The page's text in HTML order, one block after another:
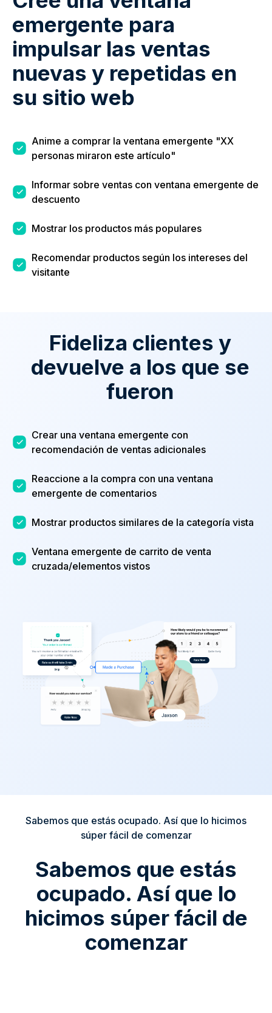
emergente para
impulsar las ventas
nuevas y repetidas en
su sitio web
Anime a comprar la ventana emergente "XX
personas miraron este artículo"
Informar sobre ventas con ventana emergente de
descuento
Mostrar los productos más populares
Recomendar productos según los intereses del
visitante
Fideliza clientes y
devuelve a los que se
fueron
Crear una ventana emergente con
recomendación de ventas adicionales
Reaccione a la compra con una ventana
emergente de comentarios
Mostrar productos similares de la categoría vista
Ventana emergente de carrito de venta
cruzada/elementos vistos
Sabemos que estás ocupado. Así que lo hicimos
súper fácil de comenzar
Sabemos que estás
ocupado. Así que lo
hicimos súper fácil de
comenzar